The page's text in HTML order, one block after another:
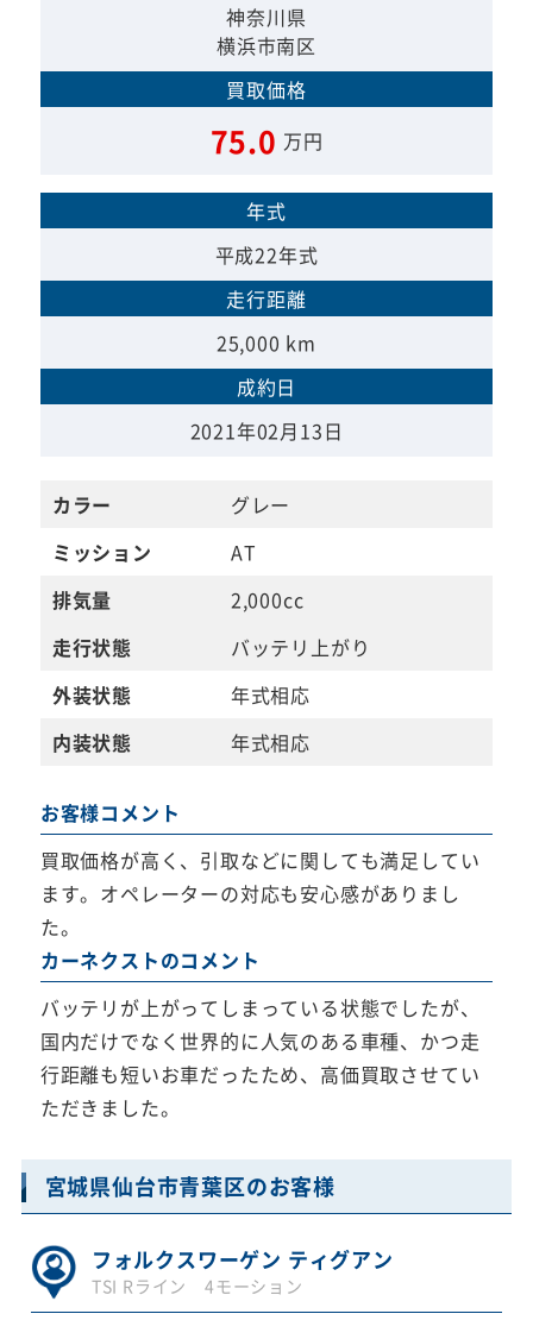
神奈川県
横浜市南区
買取価格
75.0 万円
年式
平成22年式
走行距離
25,000 km
成約日
2021年02月13日
カラー
グレー
ミッション
AT
排気量
2,000cc
走行状態
バッテリ上がり
外装状態
年式相応
内装状態
年式相応
お客様コメント
買取価格が高く、引取などに関しても満足してい
ます。オペレーターの対応も安心感がありまし
た。
カーネクストのコメント
バッテリが上がってしまっている状態でしたが、
国内だけでなく世界的に人気のある車種、かつ走
行距離も短いお車だったため、高価買取させてい
ただきました。
宮城県仙台市青葉区のお客様
フォルクスワーゲン ティグアン
TSI Rライン 4モーション